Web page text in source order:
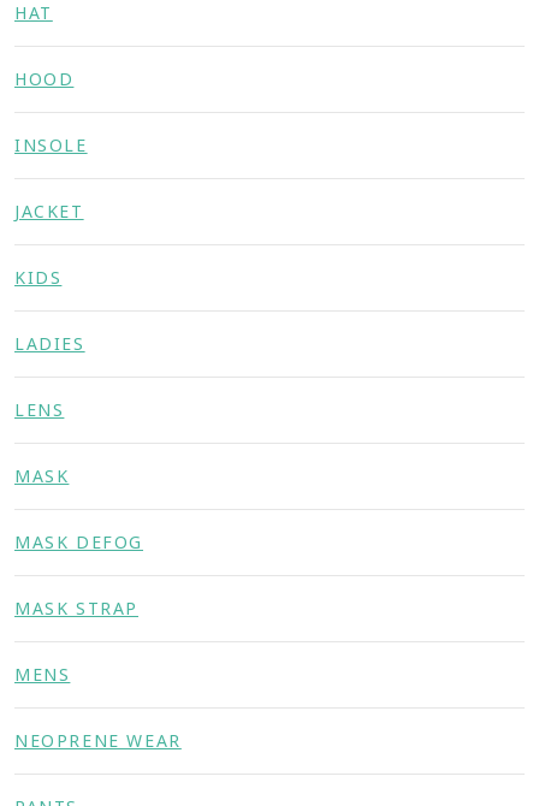
HAT
HOOD
INSOLE
JACKET
KIDS
LADIES
LENS
MASK
MASK DEFOG
MASK STRAP
MENS
NEOPRENE WEAR